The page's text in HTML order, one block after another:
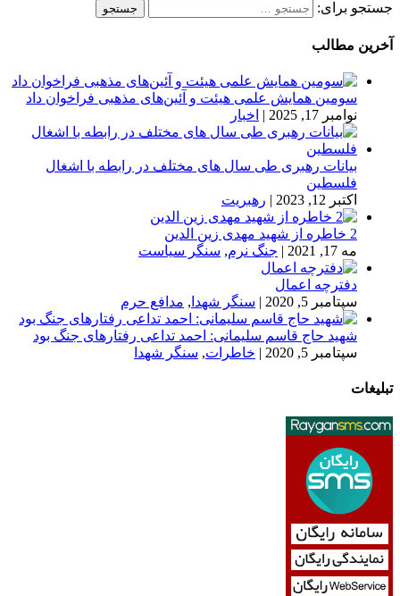
جستجو برای:
آخرین مطالب
سومین همایش علمی هیئت و آئین‌های مذهبی فراخوان داد
نوامبر 17, 2025
| اخبار
بیانات رهبری طی سال های مختلف در رابطه با اشغال
فلسطین
اکتبر 12, 2023
| رهبریت
2 خاطره از شهید مهدی زین الدین
مه 17, 2021
| جنگ نرم, سنگر سیاست
دفترچه اعمال
سپتامبر 5, 2020
| سنگر شهدا , مدافع حرم
شهید حاج قاسم سلیمانی: احمد تداعی رفتارهای جنگ بود
سپتامبر 5, 2020
| خاطرات, سنگر شهدا
تبلیغات